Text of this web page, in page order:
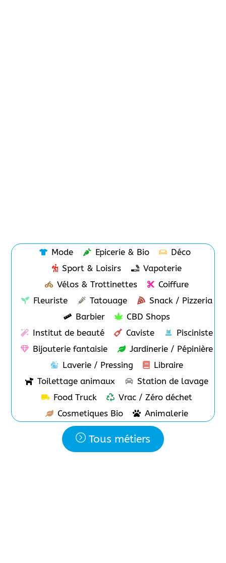
Mode Epicerie & Bio
Déco
Sport & Loisirs
Vapoterie
Vélos & Trottinettes
Coiffure
Fleuriste
Tatouage
Snack / Pizzeria
Barbier
CBD Shops
Institut de beauté
Caviste
Pisciniste
Bijouterie fantaisie
Jardinerie / Pépinière
Laverie / Pressing
Libraire
Toilettage animaux
Station de lavage
Food Truck
Vrac / Zéro déchet
Cosmetiques Bio
Animalerie
Tous métiers